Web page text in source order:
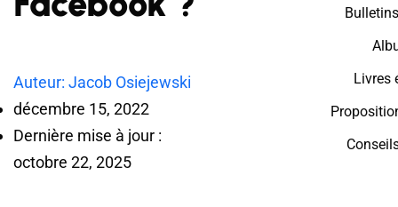
Auteur: Jacob Osiejewski
décembre 15, 2022
Dernière mise à jour :
octobre 22, 2025
Livres